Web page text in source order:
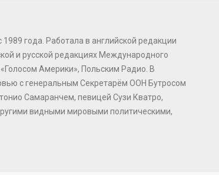
года. Работала в английской редакции
и русской редакциях Международного
Америки», Польским Радио. В
с генеральным Секретарём ООН Бутросом
Самаранчем, певицей Сузи Кватро,
видными мировыми политическими,